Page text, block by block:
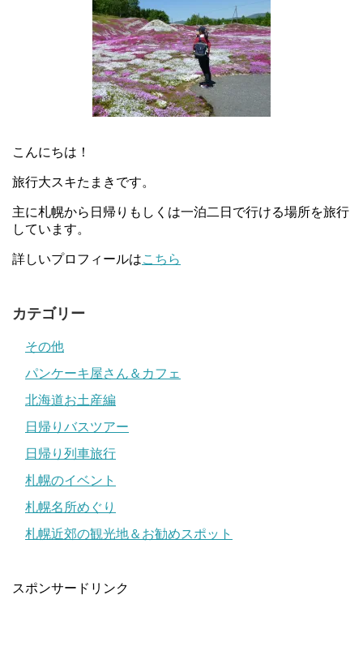
こんにちは！
旅行大スキたまきです。
主に札幌から日帰りもしくは一泊二日で行ける場所を旅行
しています。
詳しいプロフィールはこちら
カテゴリー
その他
パンケーキ屋さん＆カフェ
北海道お土産編
日帰りバスツアー
日帰り列車旅行
札幌のイベント
札幌名所めぐり
札幌近郊の観光地＆お勧めスポット
スポンサードリンク